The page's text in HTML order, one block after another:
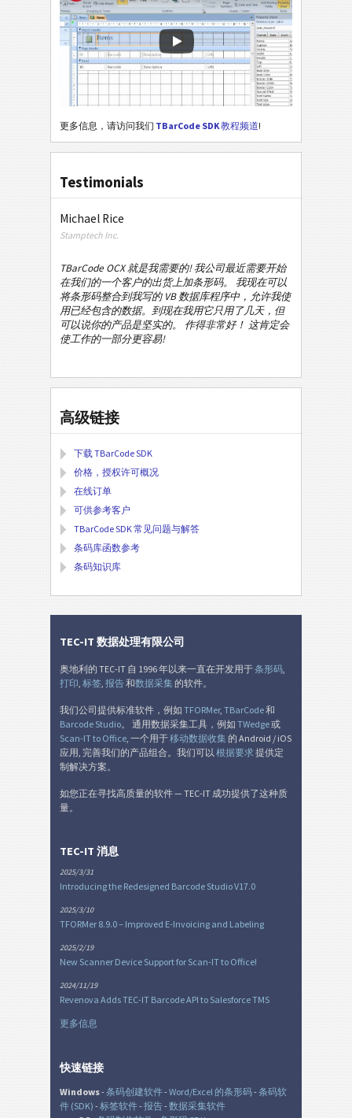
更多信息，请访问我们 TBarCode SDK教程频道!
Testimonials
Michael Rice
Stamptech Inc.
TBarCode OCX 就是我需要的! 我公司最近需要开始
在我们的一个客户的出货上加条形码。 我现在可以
将条形码整合到我写的 VB 数据库程序中，允许我使
用已经包含的数据。到现在我用它只用了几天，但
可以说你的产品是坚实的。 作得非常好！ 这肯定会
使工作的一部分更容易!
高级链接
下载 TBarCode SDK
价格，授权许可概况
在线订单
可供参考客户
TBarCode SDK 常见问题与解答
条码库函数参考
条码知识库
TEC-IT 数据处理有限公司
奥地利的 TEC-IT 自 1996 年以来一直在开发用于条形码
打印 标签 报告和数据采集的软件。
我们公司提供标准软件，例如 TFORMer, TBarCode和
Barcode Studio。 通用数据采集工具，例如 TWedge或
Scan-IT to Office , 一个用于移动数据收集的 Android / iOS
应用, 完善我们的产品组合。我们可以 根据要求 提供定
制解决方案。
如您正在寻找高质量的软件 — TEC-IT 成功提供了这种质
量。
TEC-IT 消息
2025/3/31
Introducing the Redesigned Barcode Studio V17.0
2025/3/10
TFORMer 8.9.0 – Improved E-Invoicing and Labeling
2025/2/19
New Scanner Device Support for Scan-IT to Office!
2024/11/19
Revenova Adds TEC-IT Barcode API to Salesforce TMS
更多信息
快速链接
Windows-条码创建软件-Word/Excel 的条形码-条码软
件 (SDK) -标签软件-报告-数据采集软件